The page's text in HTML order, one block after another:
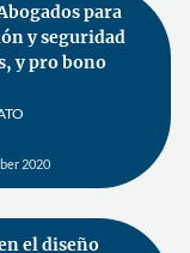
legal de
a uno
lograrlo
DOMÍNGUEZ
del trabajo